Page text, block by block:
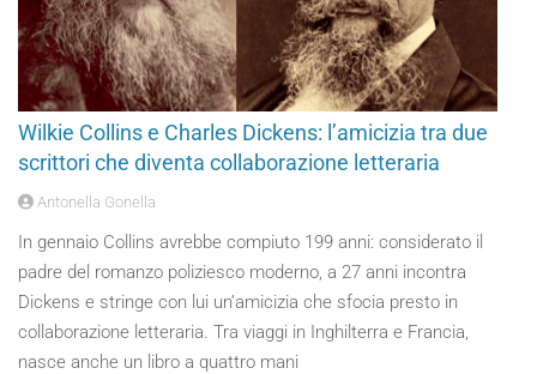
Wilkie Collins e Charles Dickens: l’amicizia tra due
scrittori che diventa collaborazione letteraria
Antonella Gonella
In gennaio Collins avrebbe compiuto 199 anni: considerato il
padre del romanzo poliziesco moderno, a 27 anni incontra
Dickens e stringe con lui un’amicizia che sfocia presto in
collaborazione letteraria. Tra viaggi in Inghilterra e Francia,
nasce anche un libro a quattro mani